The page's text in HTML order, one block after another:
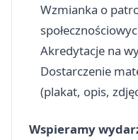
Wzmianka o
Akredytacje na
Dostarczenie
(plakat, opis,
Wspieramy